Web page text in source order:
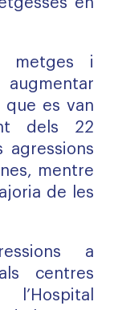
en
metges i
que es van
dels 22
agressions
mentre
de les
a
centres